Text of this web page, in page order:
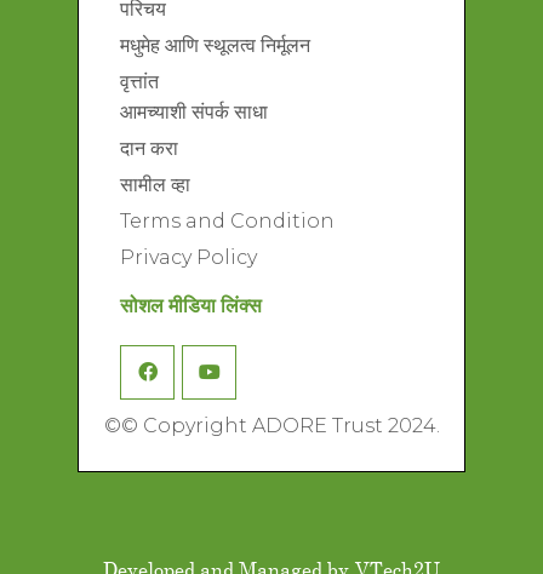
परिचय
मधुमेह आणि स्थूलत्व निर्मूलन
वृत्तांत
आमच्याशी संपर्क साधा
दान करा
सामील व्हा
Terms and Condition
Privacy Policy
सोशल मीडिया लिंक्स
©© Copyright ADORE Trust 2024.
Developed and Managed by VTech2U